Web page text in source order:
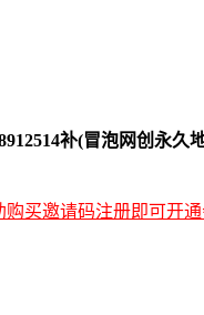
补(冒泡网创永
买邀请码注册即可开通